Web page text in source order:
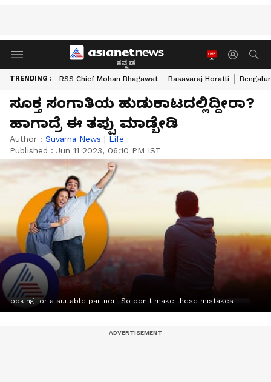
ಕನ್ನಡ
TRENDING : RSS Chief Mohan Bhagawat Basavaraj Horatti
ಸೂಕ್ತ ಸಂಗಾತಿಯ ಹುಡುಕಾಟದಲ್ಲಿದ್ದೀರಾ?
ಹಾಗಾದ್ರೆ ಈ ತಪ್ಪು ಮಾಡ್ಬೇಡಿ
Author : Suvarna News | Life
Published : Jun 11 2023, 06:10 PM IST
Looking for a suitable partner- So don't make these mistakes